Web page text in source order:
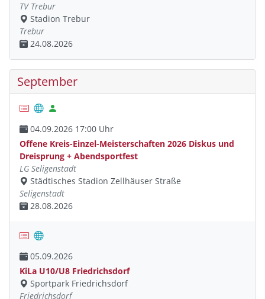
TV Trebur
Stadion Trebur
Trebur
24.08.2026
September
04.09.2026 17:00 Uhr
Offene Kreis-Einzel-Meisterschaften 2026 Diskus und
Dreisprung + Abendsportfest
LG Seligenstadt
Städtisches Stadion Zellhäuser Straße
Seligenstadt
28.08.2026
05.09.2026
KiLa U10/U8 Friedrichsdorf
Sportpark Friedrichsdorf
Friedrichsdorf